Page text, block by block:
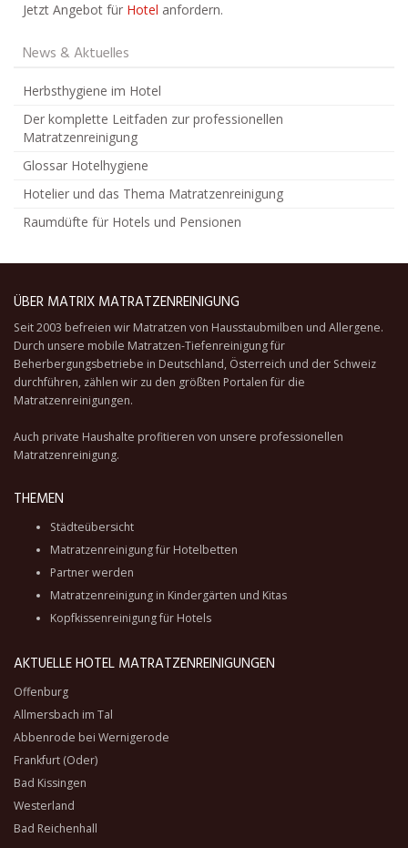
Jetzt Angebot für Hotel anfordern.
News & Aktuelles
Herbsthygiene im Hotel
Der komplette Leitfaden zur professionellen
Matratzenreinigung
Glossar Hotelhygiene
Hotelier und das Thema Matratzenreinigung
Raumdüfte für Hotels und Pensionen
ÜBER MATRIX MATRATZENREINIGUNG
Seit 2003 befreien wir Matratzen von Hausstaubmilben und Allergene.
Durch unsere mobile Matratzen-Tiefenreinigungfür
Beherbergungsbetriebe in Deutschland, Österreich und der Schweiz
durchführen, zählen wir zu den größten Portalen für die
Matratzenreinigungen.
Auch private Haushalte profitieren von unsere professionellen
Matratzenreinigung.
THEMEN
Städteübersicht
Matratzenreinigung für Hotelbetten
Partner werden
Matratzenreinigung in Kindergärten und Kitas
Kopfkissenreinigung für Hotels
AKTUELLE HOTEL MATRATZENREINIGUNGEN
Offenburg
Allmersbach im Tal
Abbenrode bei Wernigerode
Frankfurt (Oder)
Bad Kissingen
Westerland
Bad Reichenhall